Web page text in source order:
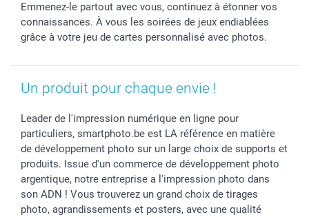
Emmenez-le partout avec vous, continuez à étonner vos
connaissances. À vous les soirées de jeux endiablées
grâce à votre jeu de cartes personnalisé avec photos.
Un produit pour chaque envie !
Leader de l'impression numérique en ligne pour
particuliers, smartphoto.be est LA référence en matière
de développement photo sur un large choix de supports et
produits. Issue d'un commerce de développement photo
argentique, notre entreprise a l'impression photo dans
son ADN ! Vous trouverez un grand choix de tirages
photo, agrandissements et posters, avec une qualité